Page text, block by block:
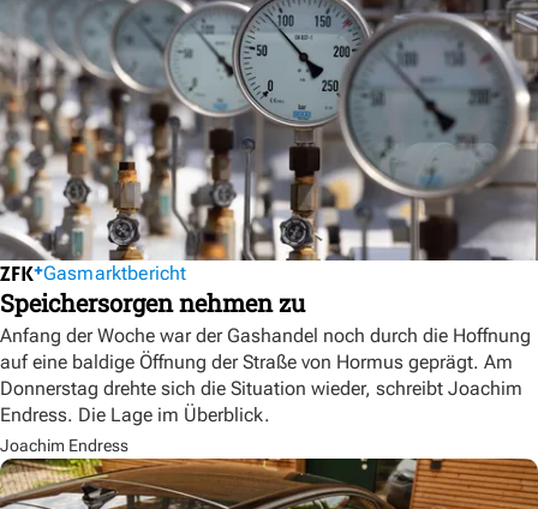
Gasmarktbericht
Speichersorgen nehmen zu
Anfang der Woche war der Gashandel noch durch die Hoffnung
auf eine baldige Öffnung der Straße von Hormus geprägt. Am
Donnerstag drehte sich die Situation wieder, schreibt Joachim
Endress. Die Lage im Überblick.
Joachim Endress